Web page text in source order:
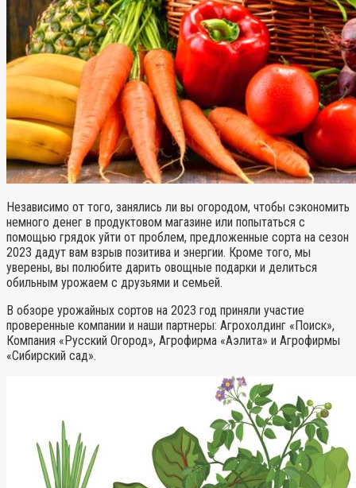
Независимо от того, занялись ли вы огородом, чтобы сэкономить
немного денег в продуктовом магазине или попытаться с
помощью грядок уйти от проблем, предложенные сорта на сезон
2023 дадут вам взрыв позитива и энергии. Кроме того, мы
уверены, вы полюбите дарить овощные подарки и делиться
обильным урожаем с друзьями и семьей.
В обзоре урожайных сортов на 2023 год приняли участие
проверенные компании и наши партнеры: Агрохолдинг «Поиск»,
Компания «Русский Огород», Агрофирма «Аэлита» и Агрофирмы
«Сибирский сад».